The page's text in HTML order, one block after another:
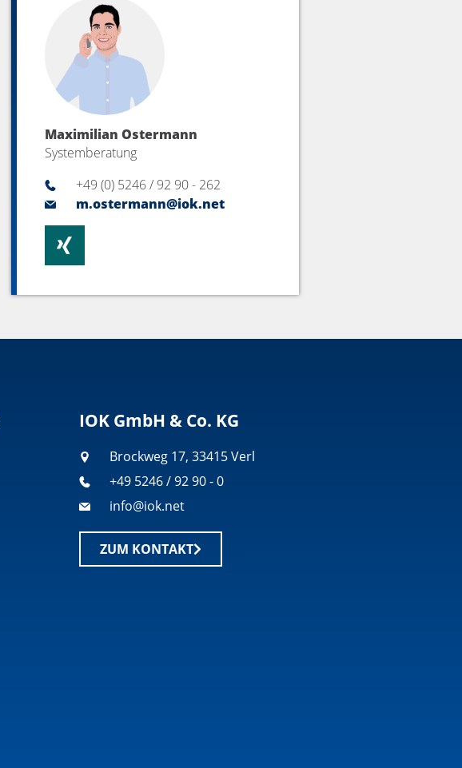
Maximilian Ostermann
Systemberatung
+49 (0) 5246 / 92 90 - 262
m.ostermann@iok.net
IOK GmbH & Co. KG
Brockweg 17, 33415 Verl
+49 5246 / 92 90 - 0
info@iok.net
ZUM KONTAKT